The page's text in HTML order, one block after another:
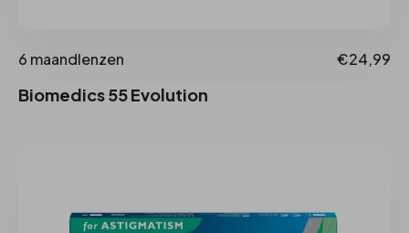
6 maandlenzen €24,99
Biomedics 55 Evolution